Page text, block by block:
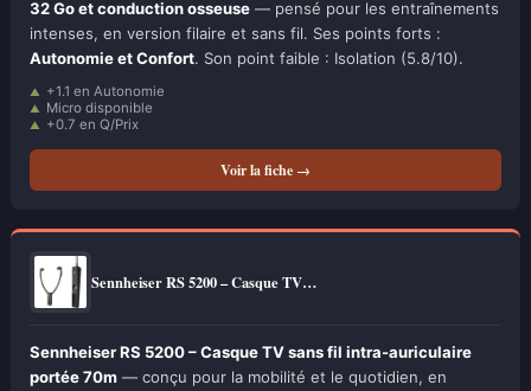
32 Go et conduction osseuse — pensé pour les entraînements
intenses, en version filaire et sans fil. Ses points forts :
Autonomie et Confort. Son point faible : Isolation (5.8/10).
+1.1 en Autonomie
Micro disponible
+0.7 en Q/Prix
Voir la fiche →
Sennheiser RS 5200 – Casque TV…
Sennheiser RS 5200 – Casque TV sans fil intra-auriculaire
portée 70m — conçu pour la mobilité et le quotidien, en